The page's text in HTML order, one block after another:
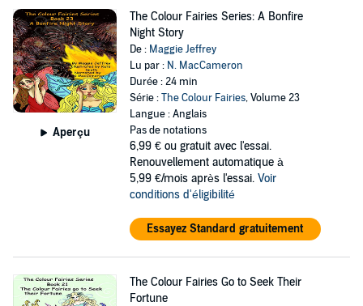
Aperçu
The Colour Fairies Series: A Bonfire
Night Story
De : Maggie Jeffrey
Lu par : N. MacCameron
Durée : 24 min
Série :The Colour Fairies, Volume 23
Langue : Anglais
Pas de notations
6,99 € ou gratuit avec l'essai.
Renouvellement automatique à
5,99 €/mois après l'essai. Voir
conditions d'éligibilité
Essayez Standard gratuitement
The Colour Fairies Go to Seek Their
Fortune